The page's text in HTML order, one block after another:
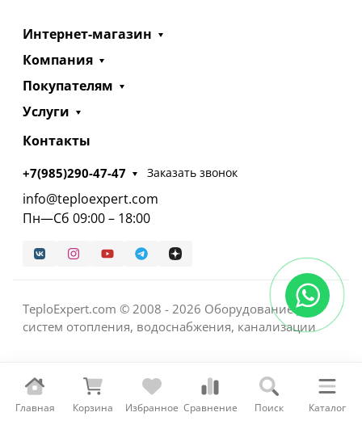
Главная Корзина Избранное Сравнение Поиск Каталог
Интернет-магазин
Компания
Покупателям
Услуги
Контакты
+7(985)290-47-47 Заказать звонок
info@teploexpert.com
Пн—Сб 09:00 – 18:00
TeploExpert.com © 2008 - 2026 Оборудование для
систем отопления, водоснабжения, канализации